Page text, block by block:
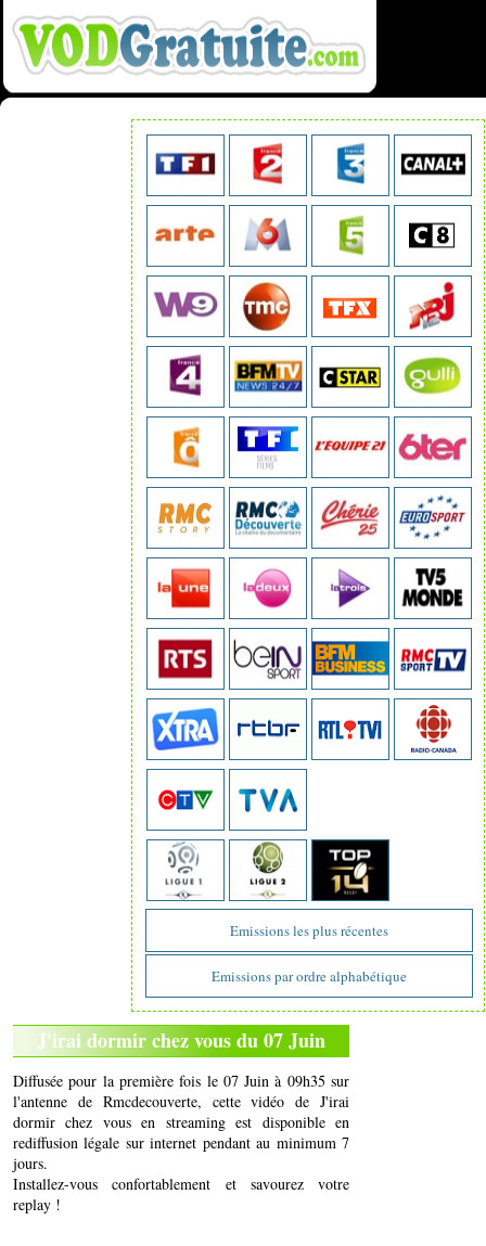
Emissions les plus récentes
Emissions par ordre alphabétique
J'irai dormir chez vous du 07 Juin
Diffusée pour la première fois le 07 Juin à 09h35 sur
l'antenne de Rmcdecouverte, cette vidéo de J'irai
dormir chez vous en streaming est disponible en
rediffusion légale sur internet pendant au minimum 7
jours.
Installez-vous confortablement et savourez votre
replay !